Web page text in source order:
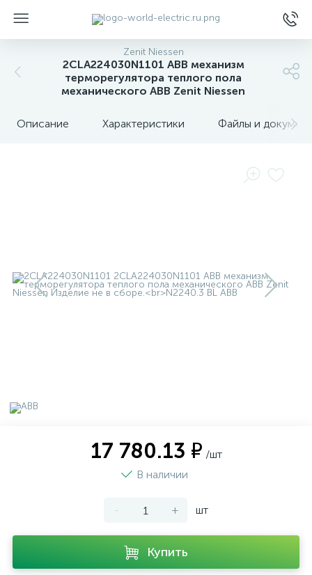
Zenit Niessen
2CLA224030N1101 ABB механизм
терморегулятора теплого пола
механического ABB Zenit Niessen
Описание Характеристики Файлы и
17 780.13 ₽ /шт
В наличии
- + шт
Купить